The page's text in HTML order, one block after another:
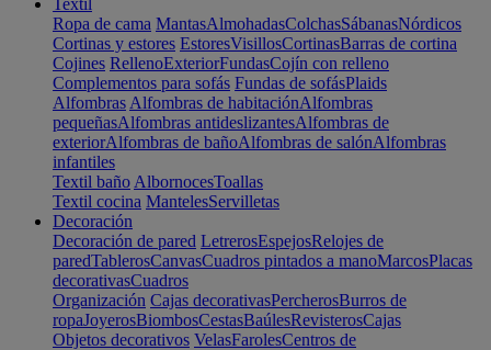
Textil
Ropa de cama MantasAlmohadasColchasSábanasNórdicos
Cortinas y estores EstoresVisillosCortinasBarras de cortina
Cojines RellenoExteriorFundasCojín con relleno
Complementos para sofás Fundas de sofásPlaids
Alfombras Alfombras de habitaciónAlfombras
pequeñasAlfombras antideslizantesAlfombras de
exteriorAlfombras de bañoAlfombras de salónAlfombras
infantiles
Textil baño AlbornocesToallas
Textil cocina MantelesServilletas
Decoración
Decoración de pared LetrerosEspejosRelojes de
paredTablerosCanvasCuadros pintados a manoMarcosPlacas
decorativasCuadros
Organización Cajas decorativasPercherosBurros de
ropaJoyerosBiombosCestasBaúlesRevisterosCajas
Objetos decorativos VelasFarolesCentros de